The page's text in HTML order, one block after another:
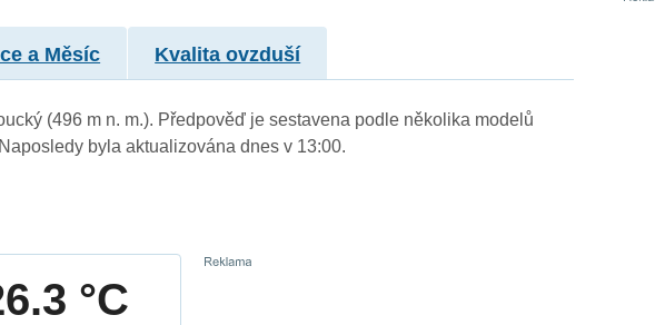
a Měsíc Kvalita ovzduší
(496 m n. m.). Předpověď je sestavena podle několika modelů
byla aktualizována dnes v 13:00.
°C